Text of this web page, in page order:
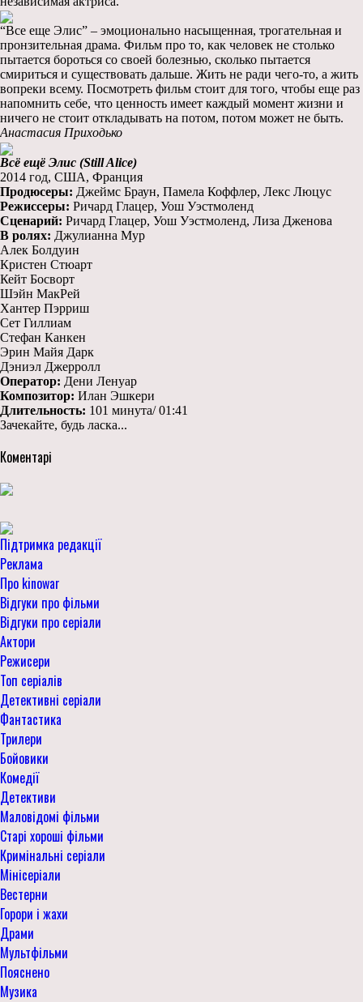
“Все еще Элис” – эмоционально насыщенная, трогательная и
пронзительная драма. Фильм про то, как человек не столько
пытается бороться со своей болезнью, сколько пытается
смириться и существовать дальше. Жить не ради чего-то, а жить
вопреки всему. Посмотреть фильм стоит для того, чтобы еще раз
напомнить себе, что ценность имеет каждый момент жизни и
ничего не стоит откладывать на потом, потом может не быть.
Анастасия Приходько
Всё ещё Элис (Still Alice)
2014 год, США, Франция
Продюсеры: Джеймс Браун, Памела Коффлер, Лекс Люцус
Режиссеры: Ричард Глацер, Уош Уэстмоленд
Сценарий: Ричард Глацер, Уош Уэстмоленд, Лиза Дженова
В ролях: Джулианна Мур
Алек Болдуин
Кристен Стюарт
Кейт Босворт
Шэйн МакРей
Хантер Пэрриш
Сет Гиллиам
Стефан Канкен
Эрин Майя Дарк
Дэниэл Джерролл
Оператор: Дени Ленуар
Композитор: Илан Эшкери
Длительность: 101 минута/ 01:41
Зачекайте, будь ласка...
Коментарі
Підтримка редакції
Реклама
Про kinowar
Відгуки про фільми
Відгуки про серіали
Актори
Режисери
Топ серіалів
Детективні серіали
Фантастика
Трилери
Бойовики
Комедії
Детективи
Маловідомі фільми
Старі хороші фільми
Кримінальні серіали
Мінісеріали
Вестерни
Горори і жахи
Драми
Мультфільми
Пояснено
Музика